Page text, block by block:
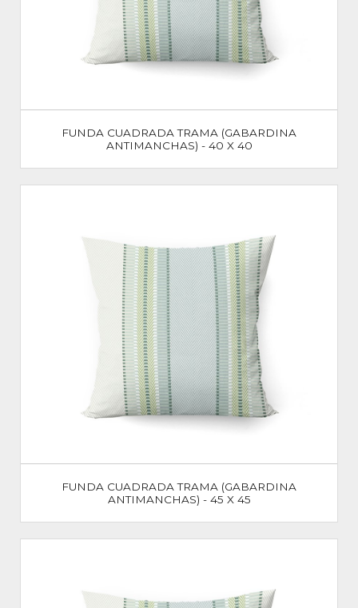
FUNDA CUADRADA TRAMA (GABARDINA
ANTIMANCHAS) - 40 X 40
FUNDA CUADRADA TRAMA (GABARDINA
ANTIMANCHAS) - 45 X 45